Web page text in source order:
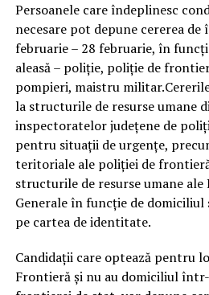
Persoanele care îndeplinesc
necesare pot depune cererea
februarie – 28 februarie, în
aleasă – poliție, poliție de
pompieri, maistru
la structurile de resurse umane
inspectoratelor județene de
pentru situații de urgențe,
teritoriale ale poliției de
structurile de resurse umane
Generale în funcție de domiciliul
pe cartea de identitate.
Candidații care optează pentru
Frontieră şi nu au domiciliul